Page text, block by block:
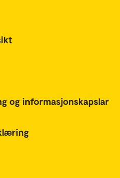
og informasjonskapslar